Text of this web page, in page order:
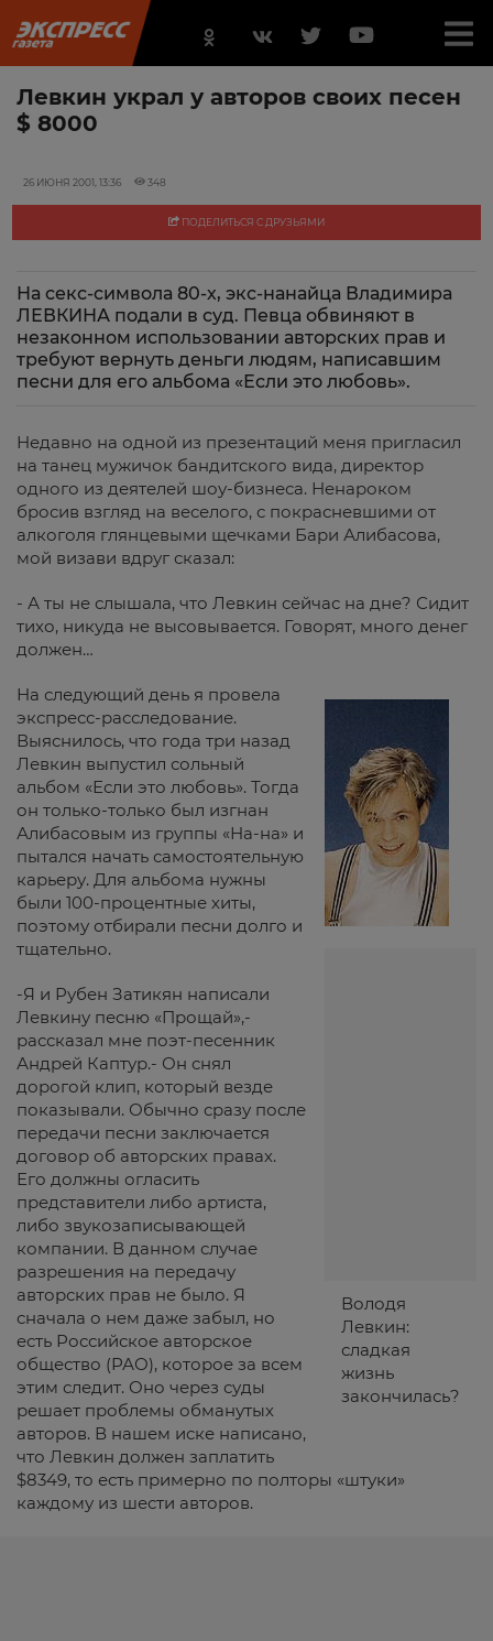
Левкин украл у авторов своих песен
$ 8000
26 ИЮНЯ 2001, 13:36 348
ПОДЕЛИТЬСЯ С ДРУЗЬЯМИ
На секс-символа 80-х, экс-нанайца Владимира
ЛЕВКИНА подали в суд. Певца обвиняют в
незаконном использовании авторских прав и
требуют вернуть деньги людям, написавшим
песни для его альбома «Если это любовь».
Недавно на одной из презентаций меня пригласил
на танец мужичок бандитского вида, директор
одного из деятелей шоу-бизнеса. Ненароком
бросив взгляд на веселого, с покрасневшими от
алкоголя глянцевыми щечками Бари Алибасова,
мой визави вдруг сказал:
- А ты не слышала, что Левкин сейчас на дне? Сидит
тихо, никуда не высовывается. Говорят, много денег
должен…
Володя
Левкин:
сладкая
жизнь
закончилась?
На следующий день я провела
экспресс-расследование.
Выяснилось, что года три назад
Левкин выпустил сольный
альбом «Если это любовь». Тогда
он только-только был изгнан
Алибасовым из группы «На-на» и
пытался начать самостоятельную
карьеру. Для альбома нужны
были 100-процентные хиты,
поэтому отбирали песни долго и
тщательно.
-Я и Рубен Затикян написали
Левкину песню «Прощай»,-
рассказал мне поэт-песенник
Андрей Каптур.- Он снял
дорогой клип, который везде
показывали. Обычно сразу после
передачи песни заключается
договор об авторских правах.
Его должны огласить
представители либо артиста,
либо звукозаписывающей
компании. В данном случае
разрешения на передачу
авторских прав не было. Я
сначала о нем даже забыл, но
есть Российское авторское
общество (РАО), которое за всем
этим следит. Оно через суды
решает проблемы обманутых
авторов. В нашем иске написано,
что Левкин должен заплатить
$8349, то есть примерно по полторы «штуки»
каждому из шести авторов.